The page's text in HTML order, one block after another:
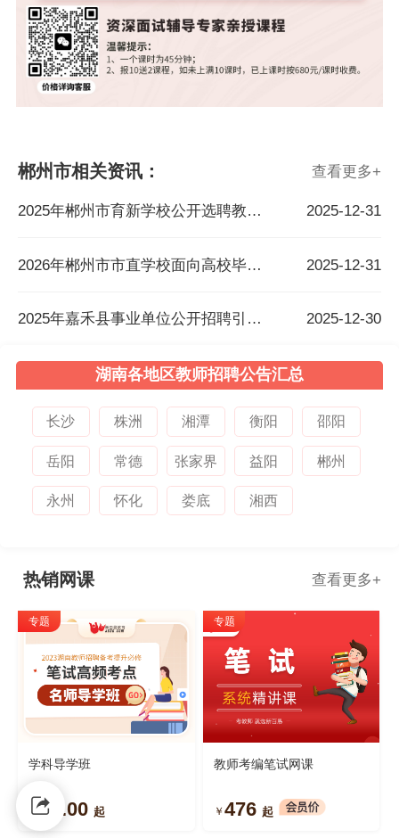
郴州市相关资讯： 查看更多+
2025年郴州市育新学校公开选聘教师公告 2025-12-31
2026年郴州市市直学校面向高校毕业生公开招聘教师公告 2025-12-31
2025年嘉禾县事业单位公开招聘引进高层次人才和急需紧缺人才公告 2025-12-30
湖南各地区教师招聘公告汇总
长沙 株洲 湘潭 衡阳 邵阳
岳阳 常德 张家界 益阳 郴州
永州 怀化 娄底 湘西
热销网课 查看更多+
专题
学科导学班
￥99.00 起
专题
教师考编笔试网课
￥ 476 起